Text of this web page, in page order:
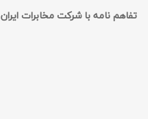
تفاهم نامه با شرکت مخابرات ایران